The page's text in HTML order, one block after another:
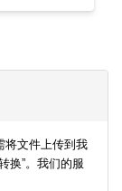
将文件上传到我
换”。我们的服